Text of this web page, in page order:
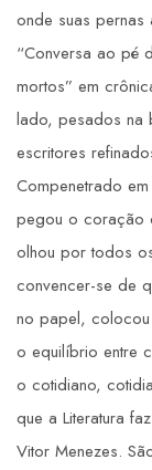
onde suas
“Conversa ao pé
mortos” em
lado, pesados na
escritores
Compenetrado
pegou o coração
olhou por todos
convencer-se de
no papel, colocou
o equilíbrio entre
o cotidiano,
que a Literatura
Vitor Menezes.